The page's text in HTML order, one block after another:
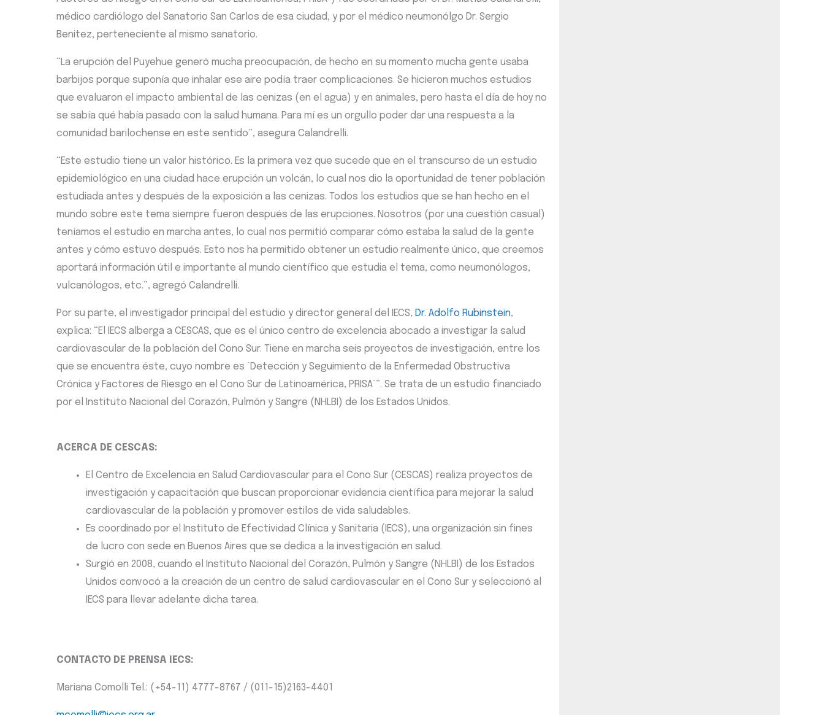
médico cardiólogo del Sanatorio San Carlos de esa ciudad, y por el médico neumonólgo Dr. Sergio
Benitez, perteneciente al mismo sanatorio.
“La erupción del Puyehue generó mucha preocupación, de hecho en su momento mucha gente usaba
barbijos porque suponía que inhalar ese aire podía traer complicaciones. Se hicieron muchos estudios
que evaluaron el impacto ambiental de las cenizas (en el agua) y en animales, pero hasta el día de hoy no
se sabía qué había pasado con la salud humana. Para mí es un orgullo poder dar una respuesta a la
comunidad barilochense en este sentido”, asegura Calandrelli.
“Este estudio tiene un valor histórico. Es la primera vez que sucede que en el transcurso de un estudio
epidemiológico en una ciudad hace erupción un volcán, lo cual nos dio la oportunidad de tener población
estudiada antes y después de la exposición a las cenizas. Todos los estudios que se han hecho en el
mundo sobre este tema siempre fueron después de las erupciones. Nosotros (por una cuestión casual)
teníamos el estudio en marcha antes, lo cual nos permitió comparar cómo estaba la salud de la gente
antes y cómo estuvo después. Esto nos ha permitido obtener un estudio realmente único, que creemos
aportará información útil e importante al mundo científico que estudia el tema, como neumonólogos,
vulcanólogos, etc.”, agregó Calandrelli.
Por su parte, el investigador principal del estudio y director general del IECS, Dr. Adolfo Rubinstein,
explica: “El IECS alberga a CESCAS, que es el único centro de excelencia abocado a investigar la salud
cardiovascular de la población del Cono Sur. Tiene en marcha seis proyectos de investigación, entre los
que se encuentra éste, cuyo nombre es ´Detección y Seguimiento de la Enfermedad Obstructiva
Crónica y Factores de Riesgo en el Cono Sur de Latinoamérica, PRISA´”. Se trata de un estudio financiado
por el Instituto Nacional del Corazón, Pulmón y Sangre (NHLBI) de los Estados Unidos.
ACERCA DE CESCAS:
El Centro de Excelencia en Salud Cardiovascular para el Cono Sur (CESCAS) realiza proyectos de
investigación y capacitación que buscan proporcionar evidencia científica para mejorar la salud
cardiovascular de la población y promover estilos de vida saludables.
Es coordinado por el Instituto de Efectividad Clínica y Sanitaria (IECS), una organización sin fines
de lucro con sede en Buenos Aires que se dedica a la investigación en salud.
Surgió en 2008, cuando el Instituto Nacional del Corazón, Pulmón y Sangre (NHLBI) de los Estados
Unidos convocó a la creación de un centro de salud cardiovascular en el Cono Sur y seleccionó al
IECS para llevar adelante dicha tarea.
CONTACTO DE PRENSA IECS:
Mariana Comolli Tel.: (+54-11) 4777-8767 / (011-15)2163-4401